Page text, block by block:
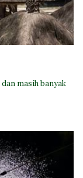
masih banyak